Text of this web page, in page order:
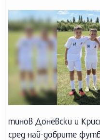
тинов Доневски и
сред най-добрите